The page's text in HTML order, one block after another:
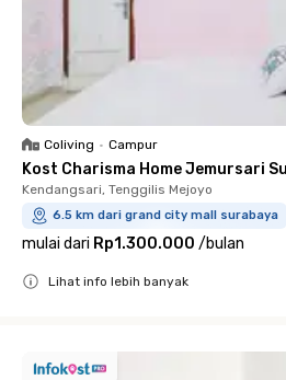
Coliving • Campur
Kost Charisma Home Jemursari
Kendangsari, Tenggilis Mejoyo
6.5 km dari grand city mall surabaya
mulai dari Rp1.300.000 /bulan
Lihat info lebih banyak